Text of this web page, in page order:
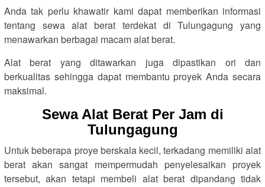
Anda tak perlu khawatir kami dapat memberikan informasi
tentang sewa alat berat terdekat di Tulungagung yang
menawarkan berbagai macam alat berat.
Alat berat yang ditawarkan juga dipastikan ori dan
berkualitas sehingga dapat membantu proyek Anda secara
maksimal.
Sewa Alat Berat Per Jam di
Tulungagung
Untuk beberapa proye berskala kecil, terkadang memiliki alat
berat akan sangat mempermudah penyelesaikan proyek
tersebut, akan tetapi membeli alat berat dipandang tidak